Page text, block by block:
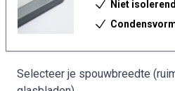
Niet
Selecteer je spouwbreedte